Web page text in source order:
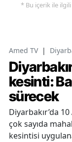
* Bu içerik ile
Amed TV |
kesinti:
sürecek
Diyarbakır’da
çok sayıda
kesintisi